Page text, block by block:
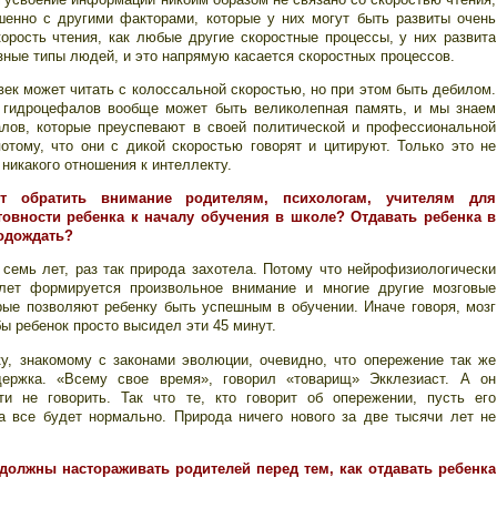
с другими факторами, которые у них могут быть развиты очень
чтения, как любые другие скоростные процессы, у них развита
типы людей, и это напрямую касается скоростных процессов.
может читать с колоссальной скоростью, но при этом быть дебилом.
гидроцефалов вообще может быть великолепная память, и мы знаем
которые преуспевают в своей политической и профессиональной
что они с дикой скоростью говорят и цитируют. Только это не
отношения к интеллекту.
обратить внимание родителям, психологам, учителям для
ребенка к началу обучения в школе? Отдавать ребенка в
лет, раз так природа захотела. Потому что нейрофизиологически
формируется произвольное внимание и многие другие мозговые
позволяют ребенку быть успешным в обучении. Иначе говоря, мозг
ребенок просто высидел эти 45 минут.
знакомому с законами эволюции, очевидно, что опережение так же
«Всему свое время», говорил «товарищ» Экклезиаст. А он
не говорить. Так что те, кто говорит об опережении, пусть его
все будет нормально. Природа ничего нового за две тысячи лет не
настораживать родителей перед тем, как отдавать ребенка